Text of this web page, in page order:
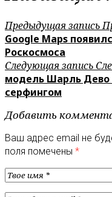
Предыдущая запись
Google Maps
Роскосмоса
Следующая запись
модель Шарль Дево
серфингом
Добавить
Ваш адрес email не
поля помечены *